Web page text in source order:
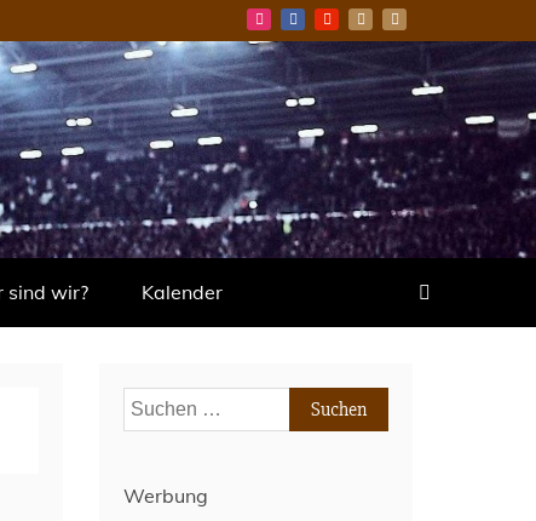
sind wir? Kalender
Suchen
nach:
Werbung